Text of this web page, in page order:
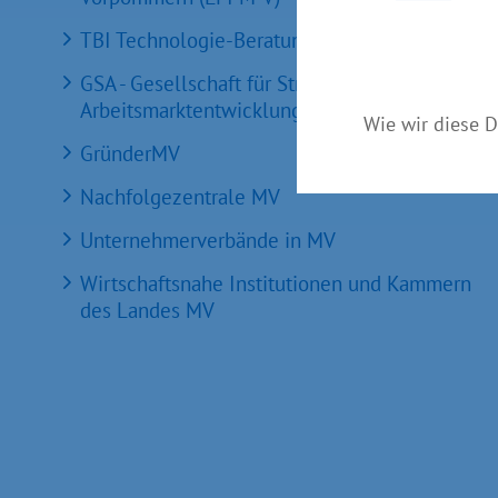
Wie wir diese
TBI Technologie-Beratungs-Institut GmbH
GSA - Gesellschaft für Struktur &
Arbeitsmarktentwicklung mbH
GründerMV
Nachfolgezentrale MV
Unternehmerverbände in MV
Wirtschaftsnahe Institutionen und Kammern
des Landes MV